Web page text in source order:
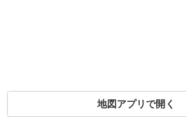
地図アプリで開く